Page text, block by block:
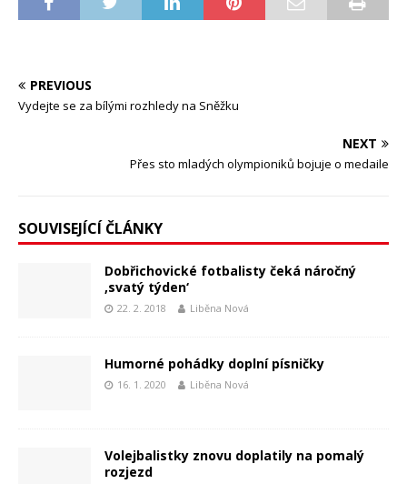
PREVIOUS
Vydejte se za bílými rozhledy na Sněžku
NEXT
Přes sto mladých olympioniků bojuje o medaile
SOUVISEJÍCÍ ČLÁNKY
Dobřichovické fotbalisty čeká náročný
‚svatý týden‘
22. 2. 2018 Liběna Nová
Humorné pohádky doplní písničky
16. 1. 2020 Liběna Nová
Volejbalistky znovu doplatily na pomalý
rozjezd